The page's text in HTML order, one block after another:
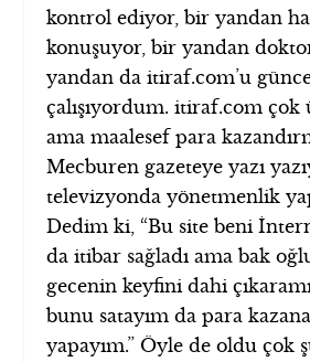
kontrol ediyor, bir yandan
konuşuyor, bir yandan
yandan da itiraf.com’u
çalışıyordum. itiraf.com
ama maalesef para
Mecburen gazeteye yazı
televizyonda yönetmenlik
Dedim ki, “Bu site beni
da itibar sağladı ama bak
gecenin keyfini dahi
bunu satayım da para
yapayım.” Öyle de oldu çok